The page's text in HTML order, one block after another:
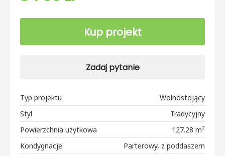
Kup projekt
Zadaj pytanie
Typ projektu
Wolnostojący
Styl
Tradycyjny
Powierzchnia użytkowa
127.28 m²
Kondygnacje
Parterowy, z poddaszem